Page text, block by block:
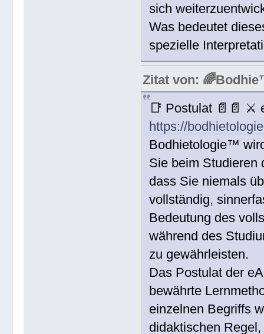
sich
Was bedeutet
spezielle
Zitat von:
📑 Postulat 📄📄
https://
Bodhietologie™
Sie beim Studieren
dass Sie niemals
vollständig,
Bedeutung des
während des
zu gewährleisten.
Das Postulat der
bewährte
einzelnen Begriffs
didaktischen